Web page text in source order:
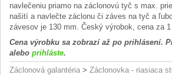
navlečeniu priamo na záclonovú tyč s max.
našití a navlečte záclonu či záves na tyč a
závesov je 130 mm. Český výrobok, cena za 1
Cena výrobku sa zobrazí až po prihlásení.
alebo prihláste.
Záclonová galantéria > Záclonovka - riasiaca